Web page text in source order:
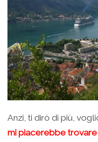
Anzi, ti dirò di più,
mi piacerebbe